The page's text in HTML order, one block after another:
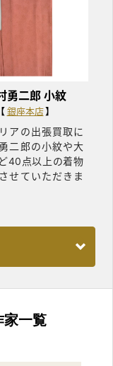
勇二郎 小紋
銀座本店
アの出張買取に
二郎の小紋や大
40点以上の着物
せていただきま
家一覧